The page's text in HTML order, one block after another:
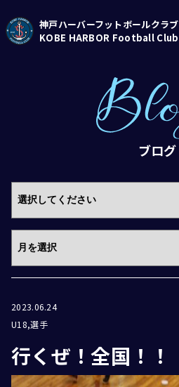
神戸ハーバーフットボールクラブ
KOBE HARBOR Football Club
ブログ
2023.06.24
U18 選手
行くぜ！全国！！